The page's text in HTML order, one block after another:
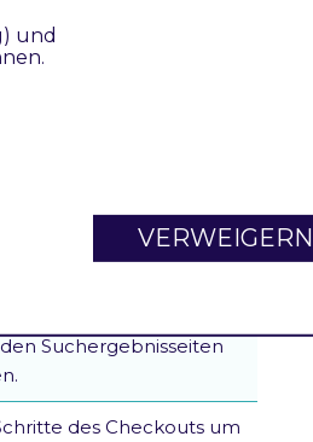
von Shop- und
an Google zu SEO
um die gesamte
mitzuverfolgen.
Suchergebnisseiten
des Checkouts um
und
VERWEIGERN